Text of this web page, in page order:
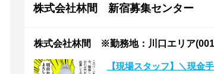
株式会社林間 新宿募集センター
株式会社林間 ※勤務地：川口エリア
【現場スタッフ】＼現金